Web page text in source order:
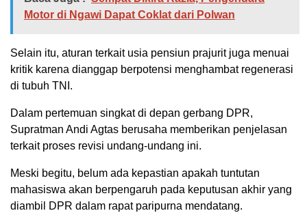
Motor di Ngawi Dapat Coklat dari Polwan
Selain itu, aturan terkait usia pensiun prajurit juga menuai
kritik karena dianggap berpotensi menghambat regenerasi
di tubuh TNI.
Dalam pertemuan singkat di depan gerbang DPR,
Supratman Andi Agtas berusaha memberikan penjelasan
terkait proses revisi undang-undang ini.
Meski begitu, belum ada kepastian apakah tuntutan
mahasiswa akan berpengaruh pada keputusan akhir yang
diambil DPR dalam rapat paripurna mendatang.